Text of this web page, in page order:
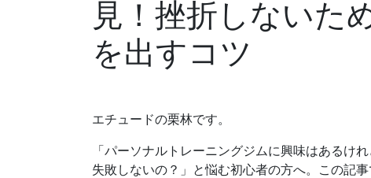
見！挫折しないた
を出すコツ
エチュードの栗林です。
「パーソナルトレーニングジムに興味はあるけ
失敗しないの？」と悩む初心者の方へ。この記